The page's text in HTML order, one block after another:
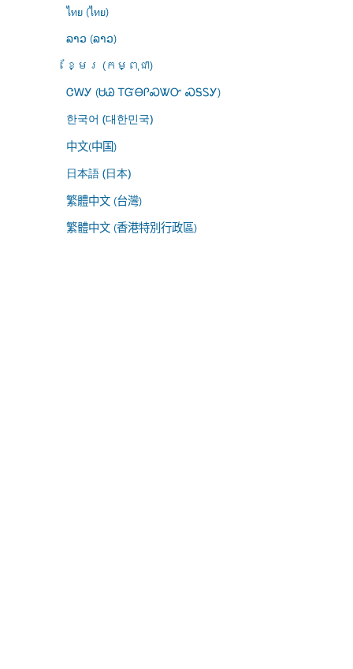
ไทย (ไทย)
ລາວ (ລາວ)
ខ្មែរ (កម្ពុជា)
ᏣᎳᎩ (ᏌᏊ ᎢᏳᎾᎵᏍᏔᏅ ᏍᎦᏚᎩ)
한국어 (대한민국)
中文(中国)
日本語 (日本)
繁體中文 (台灣)
繁體中文 (香港特別行政區)